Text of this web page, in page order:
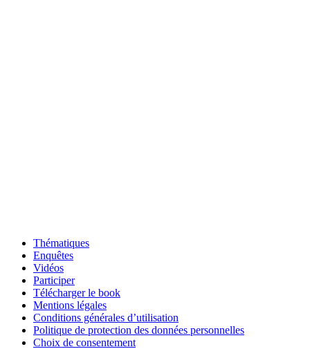
Thématiques
Enquêtes
Vidéos
Participer
Télécharger le book
Mentions légales
Conditions générales d’utilisation
Politique de protection des données personnelles
Choix de consentement